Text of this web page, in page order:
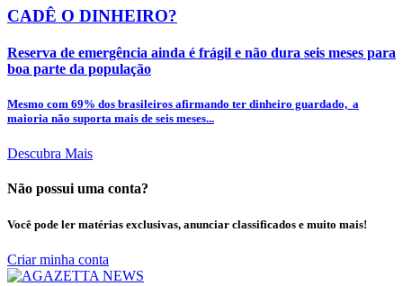
CADÊ O DINHEIRO?
Reserva de emergência ainda é frágil e não dura seis meses para
boa parte da população
Mesmo com 69% dos brasileiros afirmando ter dinheiro guardado, a
maioria não suporta mais de seis meses...
Descubra Mais
Não possui uma conta?
Você pode ler matérias exclusivas, anunciar classificados e muito mais!
Criar minha conta